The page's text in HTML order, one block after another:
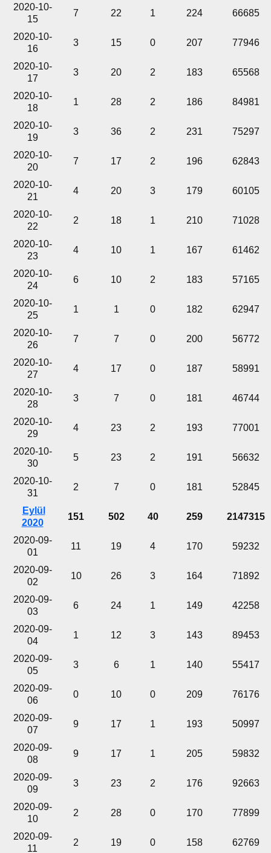
2020-10-
15
7 22 1 224 66685
2020-10-
16
3 15 0 207 77946
2020-10-
17
3 20 2 183 65568
2020-10-
18
1 28 2 186 84981
2020-10-
19
3 36 2 231 75297
2020-10-
20
7 17 2 196 62843
2020-10-
21
4 20 3 179 60105
2020-10-
22
2 18 1 210 71028
2020-10-
23
4 10 1 167 61462
2020-10-
24
6 10 2 183 57165
2020-10-
25
1 1 0 182 62947
2020-10-
26
7 7 0 200 56772
2020-10-
27
4 17 0 187 58991
2020-10-
28
3 7 0 181 46744
2020-10-
29
4 23 2 193 77001
2020-10-
30
5 23 2 191 56632
2020-10-
31
2 7 0 181 52845
Eylül
2020
151 502 40 259 2147315
2020-09-
01
11 19 4 170 59232
2020-09-
02
10 26 3 164 71892
2020-09-
03
6 24 1 149 42258
2020-09-
04
1 12 3 143 89453
2020-09-
05
3 6 1 140 55417
2020-09-
06
0 10 0 209 76176
2020-09-
07
9 17 1 193 50997
2020-09-
08
9 17 1 205 59832
2020-09-
09
3 23 2 176 92663
2020-09-
10
2 28 0 170 77899
2020-09-
11
2 19 0 158 62769